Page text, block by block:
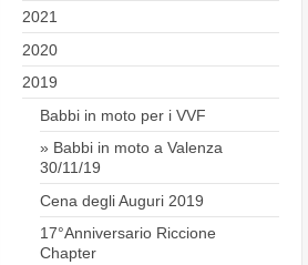
2021
2020
2019
Babbi in moto per i VVF
Babbi in moto a Valenza
30/11/19
Cena degli Auguri 2019
17°Anniversario Riccione
Chapter